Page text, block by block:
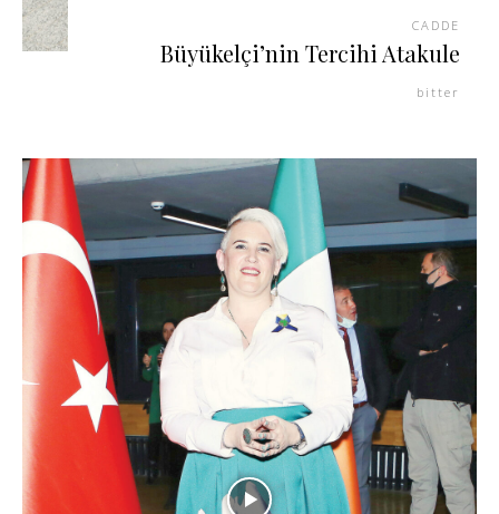
CADDE
Büyükelçi’nin Tercihi Atakule
bitter